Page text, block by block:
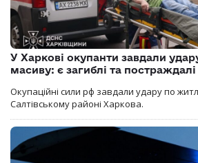
У Харкові окупанти завдали
масиву: є загиблі та постраждалі
Окупаційні сили рф завдали удару по
Салтівському районі Харкова.